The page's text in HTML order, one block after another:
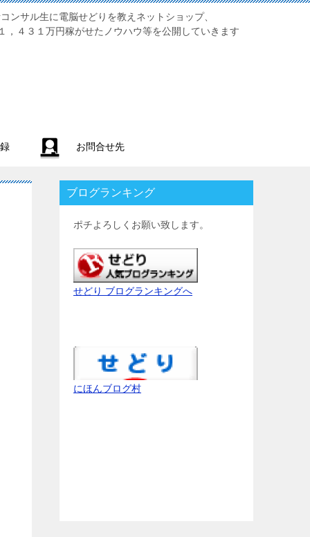
コンサル生に電脳せどりを教えネットショップ、
，４３１万円稼がせたノウハウ等を公開していきます
お問合せ先
ブログランキング
ポチよろしくお願い致します。
せどり ブログランキングへ
にほんブログ村